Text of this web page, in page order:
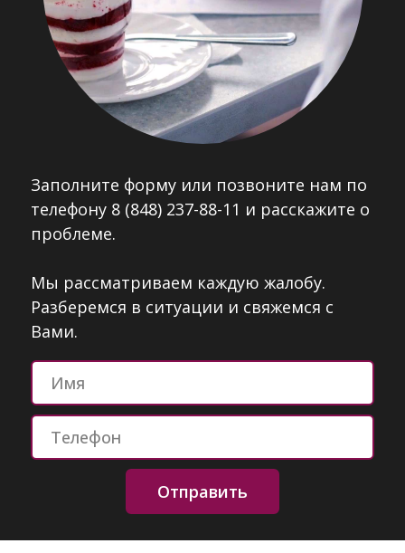
Заполните форму или позвоните нам по
телефону 8 (848) 237-88-11 и расскажите о
проблеме.
Мы рассматриваем каждую жалобу.
Разберемся в ситуации и свяжемся с
Вами.
Отправить